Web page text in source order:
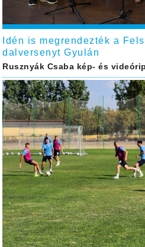
Idén is megrendezték a
dalversenyt Gyulán
Rusznyák Csaba kép- és